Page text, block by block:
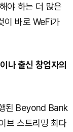
야 하는 더 많은
이 바로 WeFi가
나 출신 창업자의
된 Beyond Bank
브 스트리밍 최다